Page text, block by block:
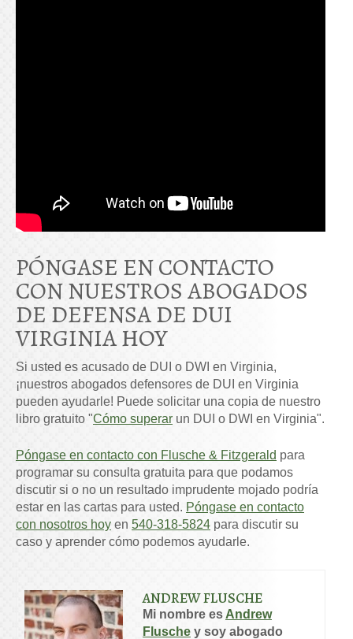
PÓNGASE EN CONTACTO
CON NUESTROS ABOGADOS
DE DEFENSA DE DUI
VIRGINIA HOY
Si usted es acusado de DUI o DWI en Virginia,
¡nuestros abogados defensores de DUI en Virginia
pueden ayudarle! Puede solicitar una copia de nuestro
libro gratuito "Cómo superar un DUI o DWI en Virginia".
Póngase en contacto con Flusche & Fitzgerald para
programar su consulta gratuita para que podamos
discutir si o no un resultado imprudente mojado podría
estar en las cartas para usted. Póngase en contacto
con nosotros hoy en 540-318-5824 para discutir su
caso y aprender cómo podemos ayudarle.
ANDREW FLUSCHE
Mi nombre es Andrew
Flusche y soy abogado